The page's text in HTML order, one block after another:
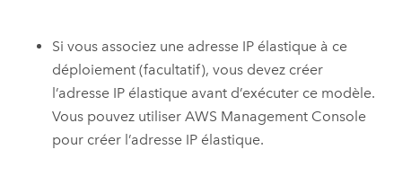
Si vous associez une adresse IP élastique à ce
déploiement (facultatif), vous devez créer
l’adresse IP élastique avant d’exécuter ce modèle.
Vous pouvez utiliserAWS Management Console
pour créer l’adresse IP élastique.